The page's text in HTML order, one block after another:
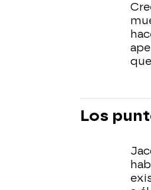
Los